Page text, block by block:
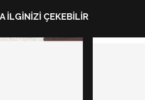
İLGINIZI ÇEKEBILIR